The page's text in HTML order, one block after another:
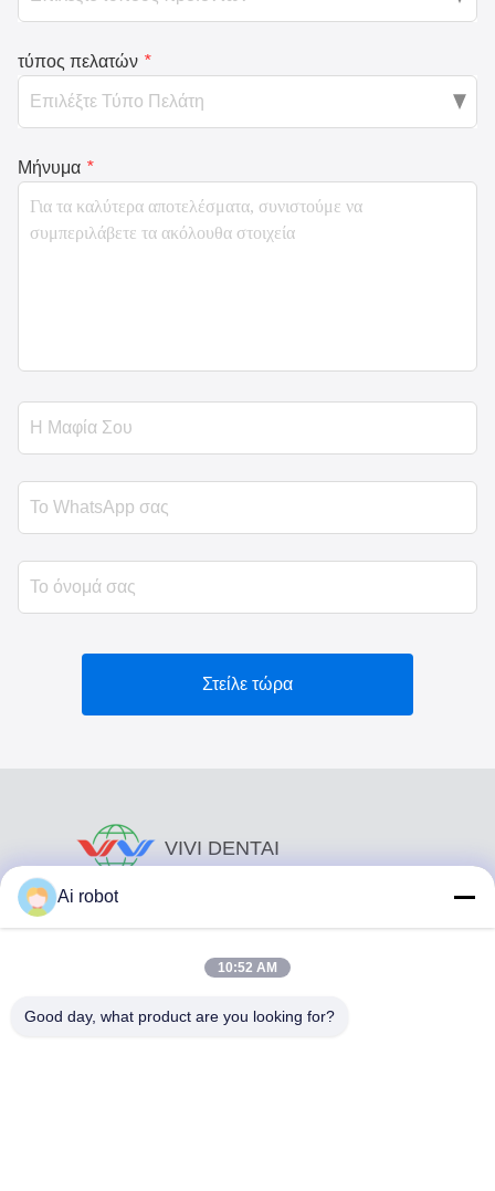
τύπος πελατών *
Μήνυμα *
Στείλε τώρα
VIVI DENTAI
Ai robot
10:52 AM
Good day, what product are you looking for?